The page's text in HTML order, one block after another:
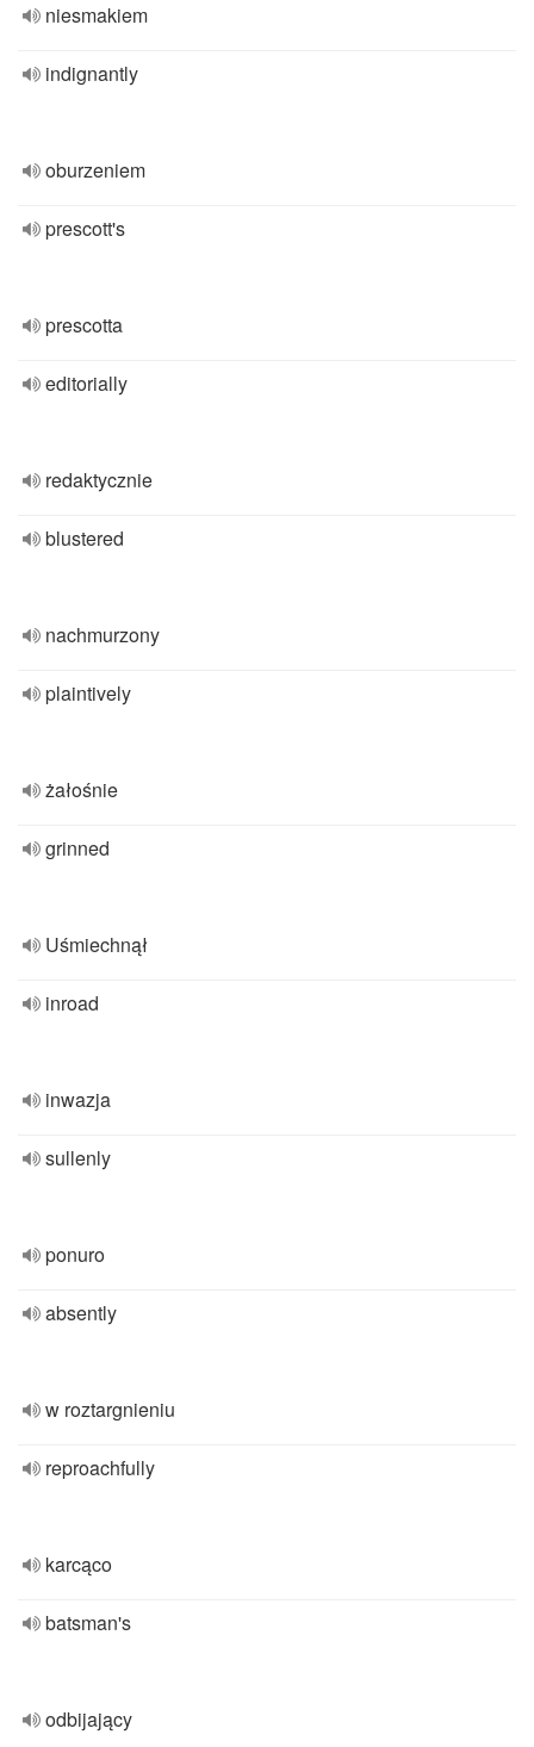
niesmakiem
indignantly
oburzeniem
prescott's
prescotta
editorially
redaktycznie
blustered
nachmurzony
plaintively
żałośnie
grinned
Uśmiechnął
inroad
inwazja
sullenly
ponuro
absently
w roztargnieniu
reproachfully
karcąco
batsman's
odbijający